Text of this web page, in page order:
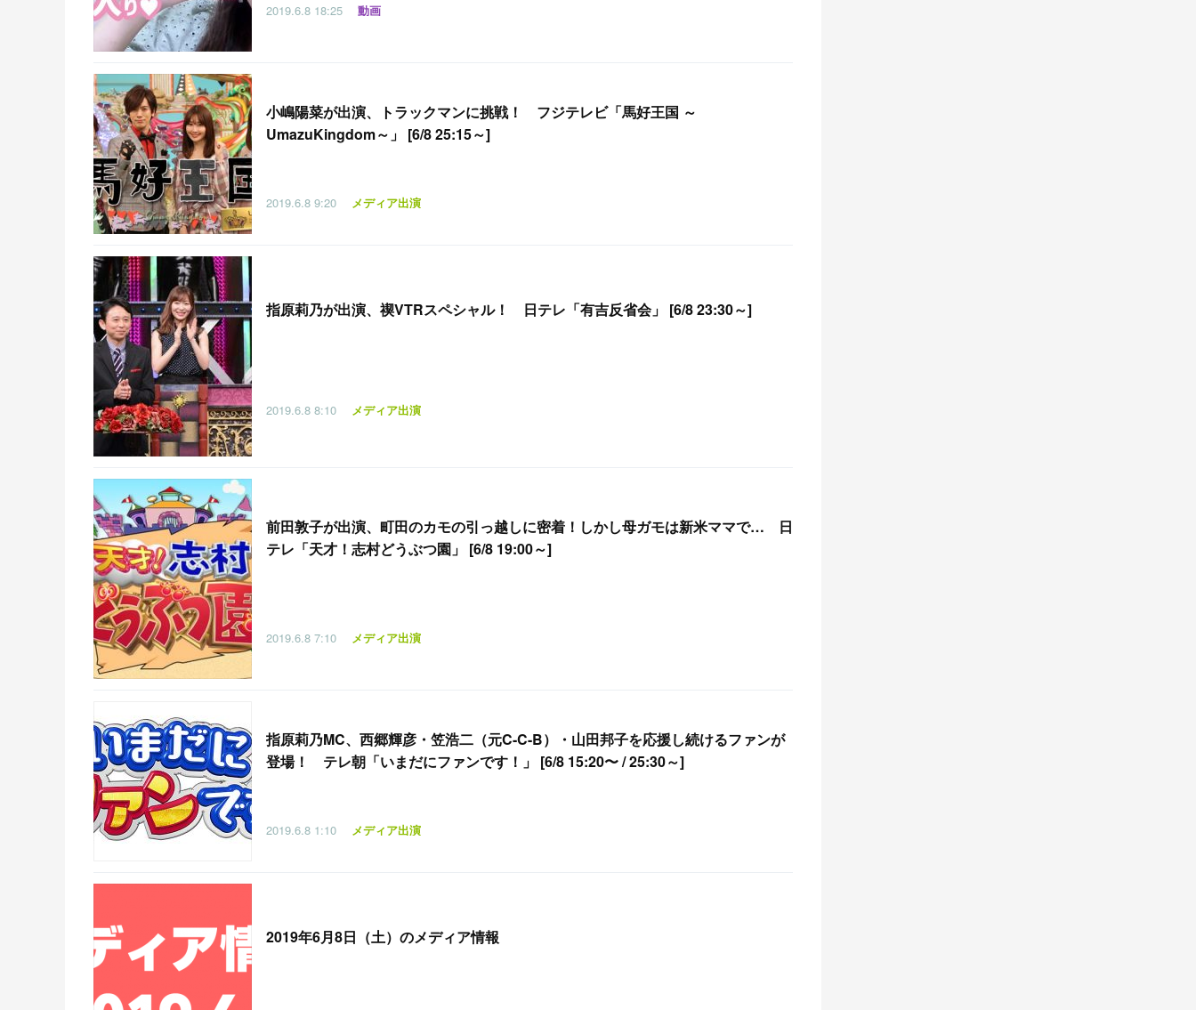
2019.6.8 18:25 動画
小嶋陽菜が出演、トラックマンに挑戦！ フジテレビ「馬好王国 ～
UmazuKingdom～」 [6/8 25:15～]
2019.6.8 9:20 メディア出演
指原莉乃が出演、禊VTRスペシャル！ 日テレ「有吉反省会」 [6/8 23:30～]
2019.6.8 8:10 メディア出演
前田敦子が出演、町田のカモの引っ越しに密着！しかし母ガモは新米ママで… 日
テレ「天才！志村どうぶつ園」 [6/8 19:00～]
2019.6.8 7:10 メディア出演
指原莉乃MC、西郷輝彦・笠浩二（元C-C-B）・山田邦子を応援し続けるファンが
登場！ テレ朝「いまだにファンです！」 [6/8 15:20〜 / 25:30～]
2019.6.8 1:10 メディア出演
2019年6月8日（土）のメディア情報